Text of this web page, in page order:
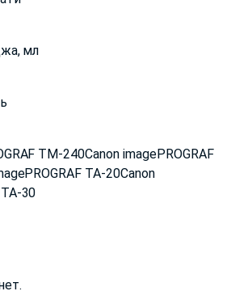
мл
TM-240Canon imagePROGRAF
TA-20Canon
30